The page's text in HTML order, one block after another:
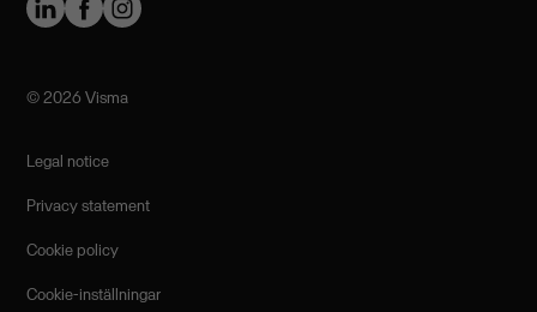
©️ 2026 Visma
Legal notice
Privacy statement
Cookie policy
Cookie-inställningar